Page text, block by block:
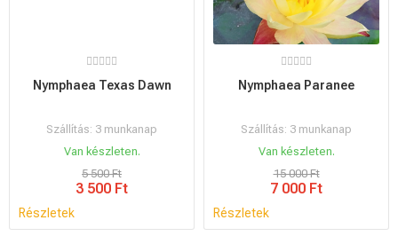
Nymphaea Texas Dawn
Szállítás: 3 munkanap
Van készleten.
5 500 Ft
3 500 Ft
Részletek
Nymphaea Paranee
Szállítás: 3 munkanap
Van készleten.
15 000 Ft
7 000 Ft
Részletek